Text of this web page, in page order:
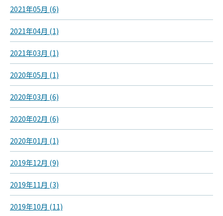
2021年05月 (6)
2021年04月 (1)
2021年03月 (1)
2020年05月 (1)
2020年03月 (6)
2020年02月 (6)
2020年01月 (1)
2019年12月 (9)
2019年11月 (3)
2019年10月 (11)